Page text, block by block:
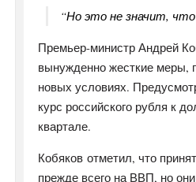
“Но это не значит,
Премьер-министр Андрей
вынужденно жесткие меры,
новых условиях.
курс российского рубля к
квартале.
Кобяков отметил, что
прежде всего на ВВП, но